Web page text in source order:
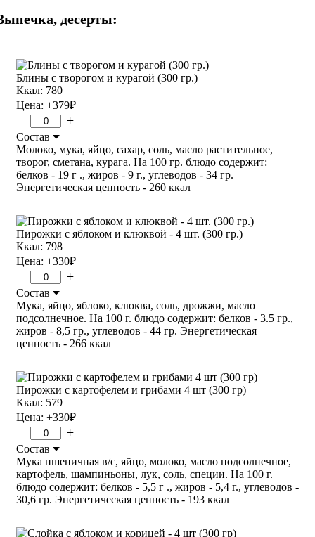
десерты:
Блины с творогом и курагой (300 гр.)
Ккал: 780
Цена: +379₽
– +
Состав
Молоко, мука, яйцо, сахар, соль, масло растительное,
творог, сметана, курага. На 100 гр. блюдо содержит:
белков - 19 г ., жиров - 9 г., углеводов - 34 гр.
Энергетическая ценность - 260 ккал
Пирожки с яблоком и клюквой - 4 шт. (300 гр.)
Ккал: 798
Цена: +330₽
– +
Состав
Мука, яйцо, яблоко, клюква, соль, дрожжи, масло
подсолнечное. На 100 г. блюдо содержит: белков - 3.5 гр.,
жиров - 8,5 гр., углеводов - 44 гр. Энергетическая
ценность - 266 ккал
Пирожки с картофелем и грибами 4 шт (300 гр)
Ккал: 579
Цена: +330₽
– +
Состав
Мука пшеничная в/с, яйцо, молоко, масло подсолнечное,
картофель, шампиньоны, лук, соль, специи. На 100 г.
блюдо содержит: белков - 5,5 г ., жиров - 5,4 г., углеводов -
30,6 гр. Энергетическая ценность - 193 ккал